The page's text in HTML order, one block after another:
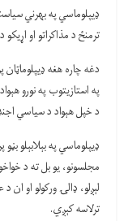
ډيپلوماسي په بهرني
ترمنځ د مذاکراتو او
دغه چاره هغه
په استازیتوب په نورو
د خپل هېواد د سیاسي
ډيپلوماسي په بېلابېلو
مجلسونو، یو بل ته د
لېږلو، ډالۍ ورکولو او
ترلاسه کېږي.